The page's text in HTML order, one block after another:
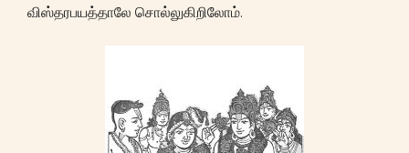
விஸ்தரபயத்தாலே சொல்லுகிறிலோம்.